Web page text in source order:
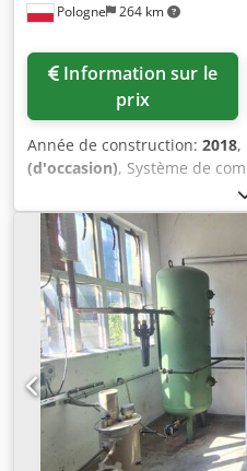
Pologne 264 km
prix
Année de construction: 2018,
(d'occasion), Système de
Ce modèle Atlas Copco
d'une puissance de 15 kW
12,75 bars. Il est équipé
qui le rend adapté à
recherchez des capacités
pensez à la machine Atlas
proposons à la vente.
Dkjdpfozdi Snex Acmer •
Pression : 12,75 bars
Réservoir de 1 000 litres inclus